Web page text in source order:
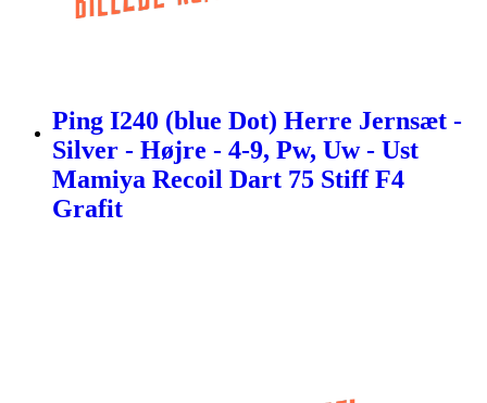
Ping I240 (blue Dot) Herre Jernsæt -
Silver - Højre - 4-9, Pw, Uw - Ust
Mamiya Recoil Dart 75 Stiff F4
Grafit